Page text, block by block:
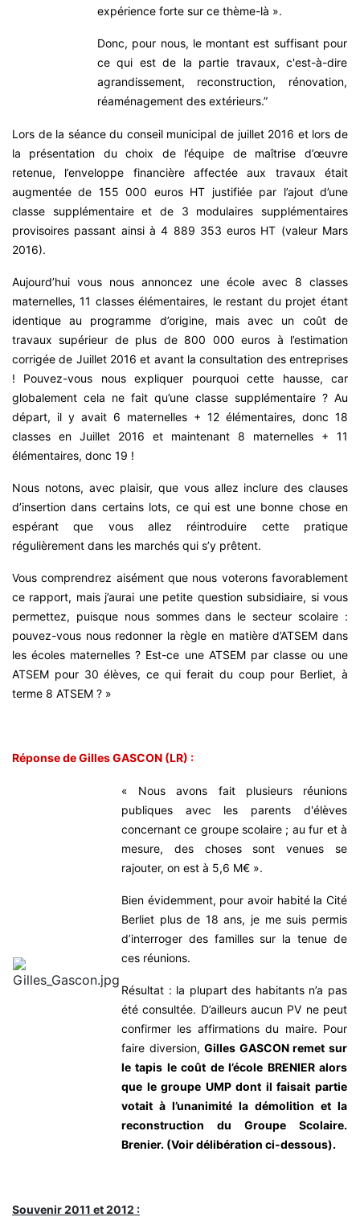
expérience forte sur ce thème-là ».
Donc, pour nous, le montant est suffisant pour
ce qui est de la partie travaux, c'est-à-dire
agrandissement, reconstruction, rénovation,
réaménagement des extérieurs.”
Lors de la séance du conseil municipal de juillet 2016 et lors de
la présentation du choix de l’équipe de maîtrise d’œuvre
retenue, l’enveloppe financière affectée aux travaux était
augmentée de 155 000 euros HT justifiée par l’ajout d’une
classe supplémentaire et de 3 modulaires supplémentaires
provisoires passant ainsi à 4 889 353 euros HT (valeur Mars
2016).
Aujourd’hui vous nous annoncez une école avec 8 classes
maternelles, 11 classes élémentaires, le restant du projet étant
identique au programme d’origine, mais avec un coût de
travaux supérieur de plus de 800 000 euros à l’estimation
corrigée de Juillet 2016 et avant la consultation des entreprises
! Pouvez-vous nous expliquer pourquoi cette hausse, car
globalement cela ne fait qu’une classe supplémentaire ? Au
départ, il y avait 6 maternelles + 12 élémentaires, donc 18
classes en Juillet 2016 et maintenant 8 maternelles + 11
élémentaires, donc 19 !
Nous notons, avec plaisir, que vous allez inclure des clauses
d’insertion dans certains lots, ce qui est une bonne chose en
espérant que vous allez réintroduire cette pratique
régulièrement dans les marchés qui s’y prêtent.
Vous comprendrez aisément que nous voterons favorablement
ce rapport, mais j’aurai une petite question subsidiaire, si vous
permettez, puisque nous sommes dans le secteur scolaire :
pouvez-vous nous redonner la règle en matière d’ATSEM dans
les écoles maternelles ? Est-ce une ATSEM par classe ou une
ATSEM pour 30 élèves, ce qui ferait du coup pour Berliet, à
terme 8 ATSEM ? »
Réponse de Gilles GASCON (LR) :
« Nous avons fait plusieurs réunions
publiques avec les parents d'élèves
concernant ce groupe scolaire ; au fur et à
mesure, des choses sont venues se
rajouter, on est à 5,6 M€ ».
Bien évidemment, pour avoir habité la Cité
Berliet plus de 18 ans, je me suis permis
d’interroger des familles sur la tenue de
ces réunions.
Résultat : la plupart des habitants n’a pas
été consultée. D’ailleurs aucun PV ne peut
confirmer les affirmations du maire. Pour
faire diversion,Gilles GASCON remet sur
le tapis le coût de l’école BRENIER alors
que le groupe UMP dont il faisait partie
votait à l’unanimité la démolition et la
reconstruction du Groupe Scolaire.
Brenier. (Voir délibération ci-dessous).
Souvenir 2011 et 2012 :